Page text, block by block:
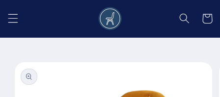
conținut
Coș
informațiile
despre
produs